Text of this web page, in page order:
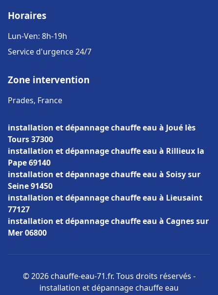
Horaires
Lun-Ven: 8h-19h
Service d'urgence 24/7
Zone intervention
Prades, France
installation et dépannage chauffe eau à Joué lès
Tours 37300
installation et dépannage chauffe eau à Rillieux la
Pape 69140
installation et dépannage chauffe eau à Soisy sur
Seine 91450
installation et dépannage chauffe eau à Lieusaint
77127
installation et dépannage chauffe eau à Cagnes sur
Mer 06800
© 2026 chauffe-eau-71.fr. Tous droits réservés -
installation et dépannage chauffe eau